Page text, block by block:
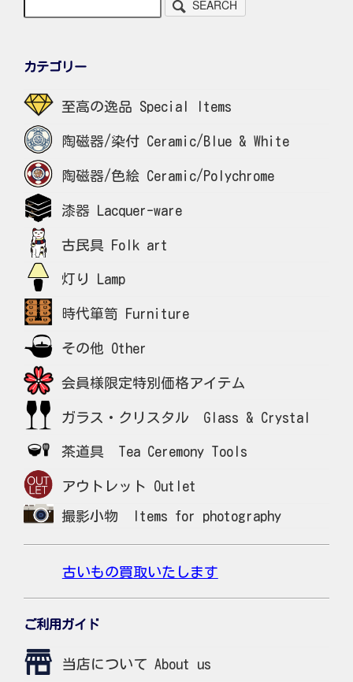
SEARCH
カテゴリー
至高の逸品 Special Items
陶磁器/染付 Ceramic/Blue & White
陶磁器/色絵 Ceramic/Polychrome
漆器 Lacquer-ware
古民具 Folk art
灯り Lamp
時代箪笥 Furniture
その他 Other
会員様限定特別価格アイテム
ガラス・クリスタル Glass & Crystal
茶道具 Tea Ceremony Tools
アウトレット Outlet
撮影小物 Items for photography
古いもの買取いたします
ご利用ガイド
当店について About us